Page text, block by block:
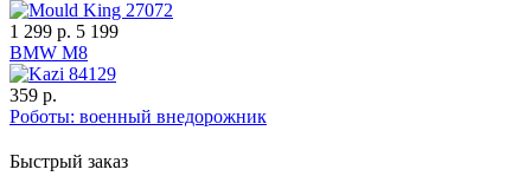
1 299 р. 5 199
BMW M8
359 р.
Роботы: военный внедорожник
Быстрый заказ